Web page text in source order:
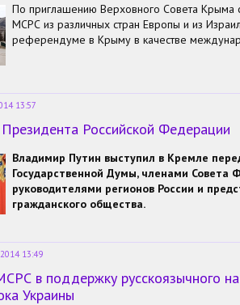
По приглашению Верховного Совета Крыма
МСРС из различных стран Европы и из
референдуме в Крыму в качестве
13:57
Российской Федерации
Владимир Путин выступил в Кремле
Государственной Думы, членами Совета
руководителями регионов России и
гражданского общества.
13:49
в поддержку русскоязычного
Украины